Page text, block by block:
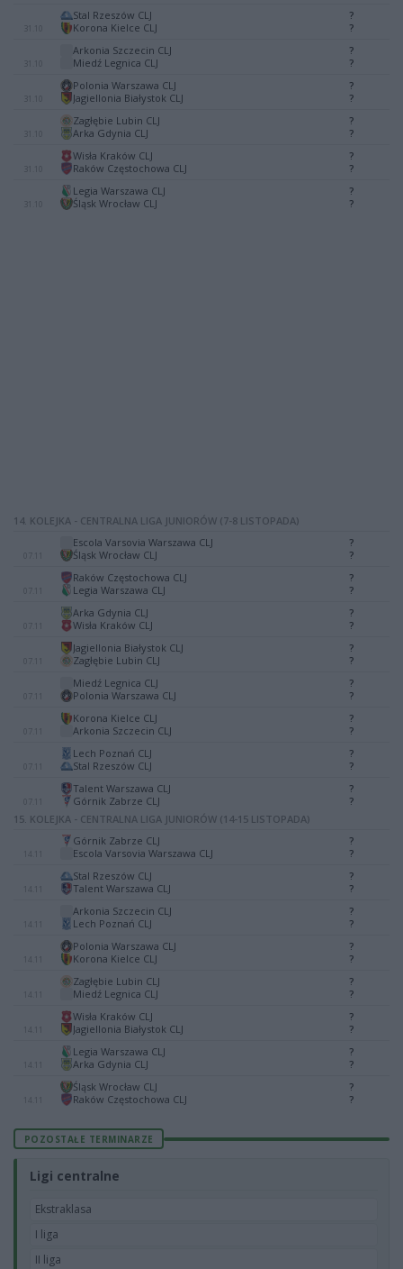
Stal Rzeszów CLJ
Korona Kielce CLJ
?
?
Arkonia Szczecin CLJ
Miedź Legnica CLJ
?
?
Polonia Warszawa CLJ
Jagiellonia Białystok CLJ
?
?
Zagłębie Lubin CLJ
Arka Gdynia CLJ
?
?
Wisła Kraków CLJ
Raków Częstochowa CLJ
?
?
Legia Warszawa CLJ
Śląsk Wrocław CLJ
?
?
14. KOLEJKA - CENTRALNA LIGA JUNIORÓW (7-8 LISTOPADA)
07.11
Escola Varsovia Warszawa CLJ
Śląsk Wrocław CLJ
?
?
07.11
Raków Częstochowa CLJ
Legia Warszawa CLJ
?
?
07.11
Arka Gdynia CLJ
Wisła Kraków CLJ
?
?
07.11
Jagiellonia Białystok CLJ
Zagłębie Lubin CLJ
?
?
07.11
Miedź Legnica CLJ
Polonia Warszawa CLJ
?
?
07.11
Korona Kielce CLJ
Arkonia Szczecin CLJ
?
?
07.11
Lech Poznań CLJ
Stal Rzeszów CLJ
?
?
07.11
Talent Warszawa CLJ
Górnik Zabrze CLJ
?
?
15. KOLEJKA - CENTRALNA LIGA JUNIORÓW (14-15 LISTOPADA)
14.11
Górnik Zabrze CLJ
Escola Varsovia Warszawa CLJ
?
?
14.11
Stal Rzeszów CLJ
Talent Warszawa CLJ
?
?
14.11
Arkonia Szczecin CLJ
Lech Poznań CLJ
?
?
14.11
Polonia Warszawa CLJ
Korona Kielce CLJ
?
?
14.11
Zagłębie Lubin CLJ
Miedź Legnica CLJ
?
?
14.11
Wisła Kraków CLJ
Jagiellonia Białystok CLJ
?
?
14.11
Legia Warszawa CLJ
Arka Gdynia CLJ
?
?
14.11
Śląsk Wrocław CLJ
Raków Częstochowa CLJ
?
?
POZOSTAŁE TERMINARZE
Ligi centralne
Ekstraklasa
I liga
II liga